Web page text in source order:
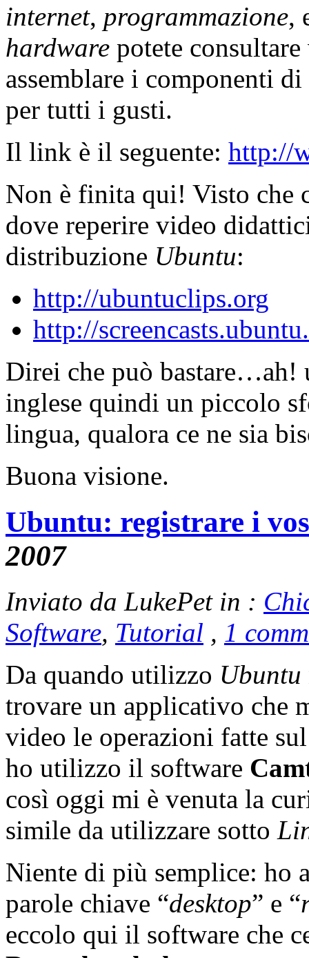
internet, programmazione,
hardware potete
assemblare i componenti
per tutti i gusti.
Il link è il seguente: http://
Non è finita qui! Visto che
dove reperire video
distribuzione Ubuntu:
http://ubuntuclips.org
http://
Direi che può
inglese quindi un piccolo
lingua, qualora ce ne sia
Buona visione.
Ubuntu: registrare i
2007
Inviato da LukePet in :
Software, Tutorial , 1
Da quando utilizzo Ubuntu
trovare un applicativo che
video le operazioni fatte
ho utilizzo il software
così oggi mi è venuta la
simile da utilizzare sotto
Niente di più semplice: ho
parole chiave “desktop” e “
eccolo qui il software che